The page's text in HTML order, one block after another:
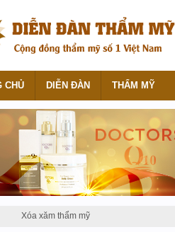
Xóa xăm thẩm mỹ
CHỦ DIỄN ĐÀN THẨM MỸ